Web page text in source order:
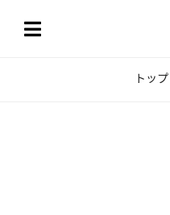
トップ